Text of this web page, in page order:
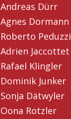
Andreas Dürr
Agnes Dormann
Roberto Peduzzi
Adrien Jaccottet
Rafael Klingler
Dominik Junker
Sonja Dätwyler
Oona Rotzler